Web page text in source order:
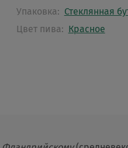
Упаковка: Стеклянная
Цвет пива: Красное